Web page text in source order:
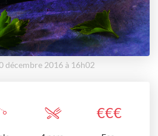
décembre 2016 à 16h02
€€€